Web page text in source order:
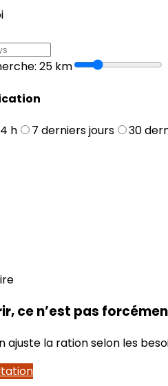
: 25 km
h 7 derniers jours 30
ce n’est pas
ajuste la ration selon les